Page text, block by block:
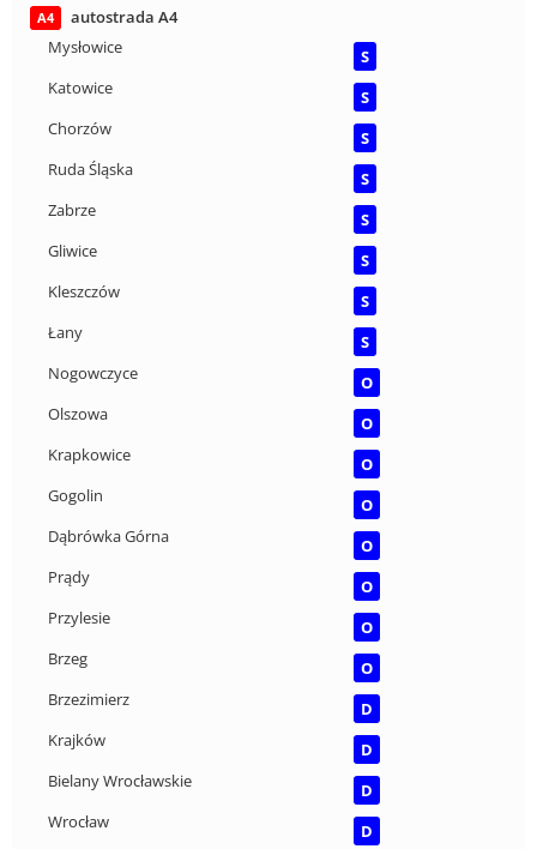
A4
autostrada A4
Mysłowice
S
Katowice
S
Chorzów
S
Ruda Śląska
S
Zabrze
S
Gliwice
S
Kleszczów
S
Łany
S
Nogowczyce
O
Olszowa
O
Krapkowice
O
Gogolin
O
Dąbrówka Górna
O
Prądy
O
Przylesie
O
Brzeg
O
Brzezimierz
D
Krajków
D
Bielany Wrocławskie
D
Wrocław
D